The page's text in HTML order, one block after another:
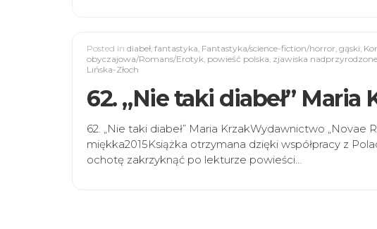
Posted in diabeł, fantastyka, Fantastyka/science-fiction/horror, gąski,
obyczajowa/Romans/Erotyk, powieść polska, zjawiska nadprzyrodzone
Lińska-Złoch
62. „Nie taki diabeł” Maria
62. „Nie taki diabeł” Maria KrzakWydawnictwo „Novae
miękka2015Książka otrzymana dzięki współpracy z
ochotę zakrzyknąć po lekturze powieści…